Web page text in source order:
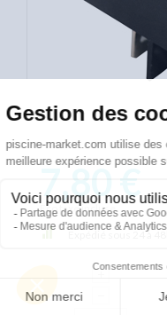
7,80 €
Eco taxe incluse
Expédié sous 24 à 48h